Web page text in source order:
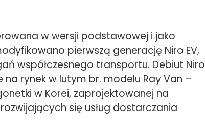
w wersji podstawowej i jako
pierwszą generację Niro EV,
współczesnego transportu. Debiut Niro
na rynek w lutym br. modelu Ray Van –
w Korei, zaprojektowanej na
się usług dostarczania